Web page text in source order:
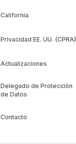
California
Privacidad EE. UU. (CPRA)
Actualizaciones
Delegado de Protección
de Datos
Contacto